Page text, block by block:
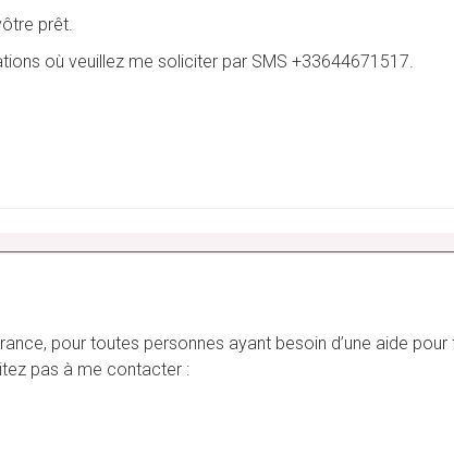
prêt.
où veuillez me soliciter par SMS +33644671517.
pour toutes personnes ayant besoin d’une aide pour
pas à me contacter :